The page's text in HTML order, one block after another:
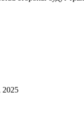
2025